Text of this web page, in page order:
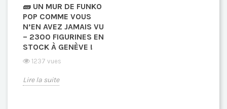
🧱 UN MUR DE FUNKO
POP COMME VOUS
N’EN AVEZ JAMAIS VU
– 2300 FIGURINES EN
STOCK À GENÈVE !
1237 vues
Lire la suite